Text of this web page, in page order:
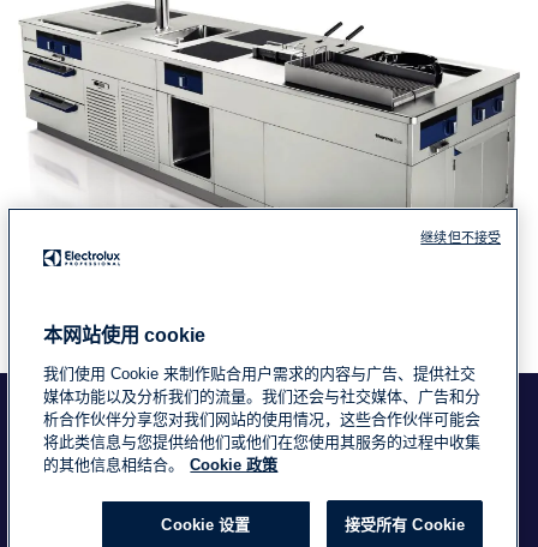
浙ICP备18015725号-2
Data Privacy Statement
Cookie Policy
条款与条件
本网站使用 cookie
我们使用 Cookie 来制作贴合用户需求的内容与广告、提供社交
媒体功能以及分析我们的流量。我们还会与社交媒体、广告和分
析合作伙伴分享您对我们网站的使用情况，这些合作伙伴可能会
将此类信息与您提供给他们或他们在您使用其服务的过程中收集
的其他信息相结合。
Cookie 政策
接受所有 Cookie
Cookie 设置
继续但不接受